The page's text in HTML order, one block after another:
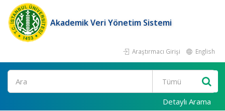
Akademik Veri Yönetim Sistemi
Araştırmacı Girişi English
Ara
Detaylı Arama